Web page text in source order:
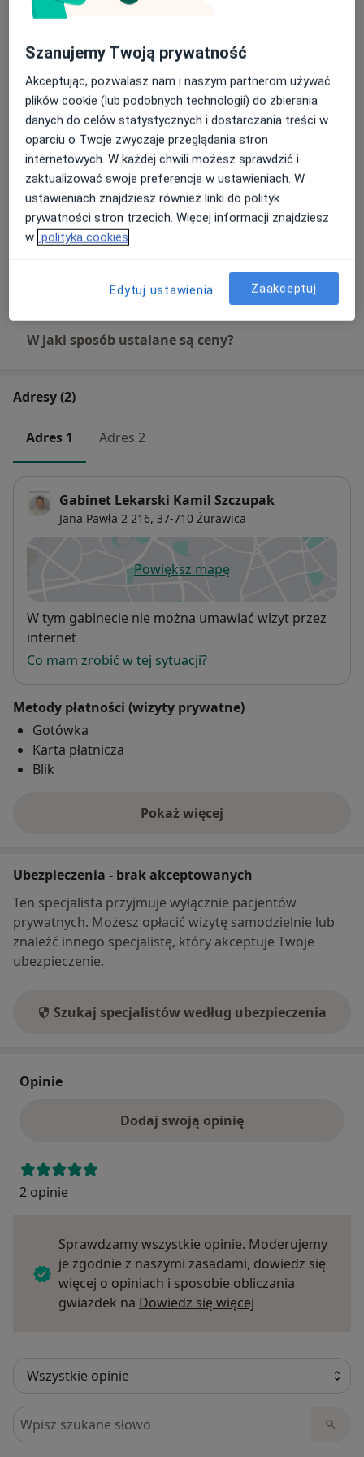
200 zł Szczegóły
USG płodu
200 zł Szczegóły
USG ginekologiczne
200 zł Szczegóły
USG
200 zł Szczegóły
W jaki sposób ustalane są ceny?
Adresy (2)
Adres 1 Adres 2
Gabinet Lekarski Kamil Szczupak
Jana Pawła 2 216, 37-710 Żurawica
Powiększ mapęotwiera się w nowej karcie
Dostępność
W tym gabinecie nie można umawiać wizyt przez
internet
Co mam zrobić w tej sytuacji?
Metody płatności (wizyty prywatne)
Gotówka
Karta płatnicza
Blik
Pokaż więcej
o adresie
Ubezpieczenia - brak akceptowanych
Ten specjalista przyjmuje wyłącznie pacjentów
prywatnych. Możesz opłacić wizytę samodzielnie lub
znaleźć innego specjalistę, który akceptuje Twoje
ubezpieczenie.
Szukaj specjalistów według ubezpieczenia
Opinie
Dodaj swoją opinię
2 opinie
Sprawdzamy wszystkie opinie. Moderujemy
je zgodnie z naszymi zasadami, dowiedz się
więcej o opiniach i sposobie obliczania
gwiazdek na Dowiedz się więcej
Szukaj w opiniach
Szanujemy Twoją prywatność
Akceptując, pozwalasz nam i naszym partnerom używać
plików cookie (lub podobnych technologii) do zbierania
danych do celów statystycznych i dostarczania treści w
oparciu o Twoje zwyczaje przeglądania stron
internetowych. W każdej chwili możesz sprawdzić i
zaktualizować swoje preferencje w ustawieniach. W
ustawieniach znajdziesz również linki do polityk
prywatności stron trzecich. Więcej informacji znajdziesz
w polityka cookies
Edytuj ustawienia Zaakceptuj